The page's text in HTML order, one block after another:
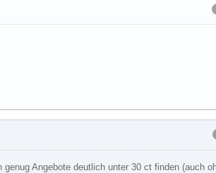
Angebote deutlich unter 30 ct finden (auch